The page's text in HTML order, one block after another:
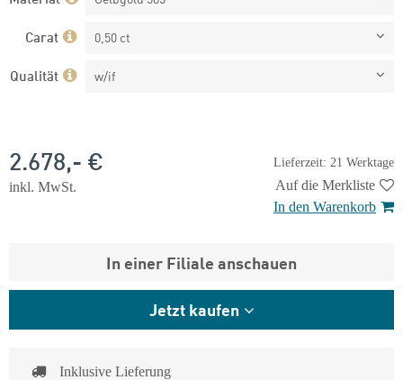
Carat 0,50 ct
Qualität w/if
Lieferzeit: 21 Werktage
2.678,- €
inkl. MwSt.
Auf die Merkliste
In den Warenkorb
In einer Filiale anschauen
Jetzt kaufen
Inklusive Lieferung